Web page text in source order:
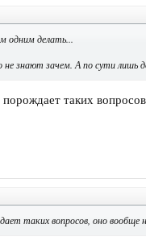
одним делать...
знают зачем. А по сути лишь
таких
таких вопросов, оно вообще